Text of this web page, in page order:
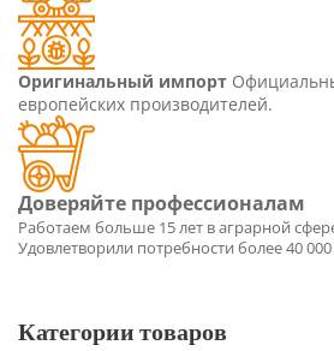
Оригинальный импорт
европейских производителей.
Категории товаров